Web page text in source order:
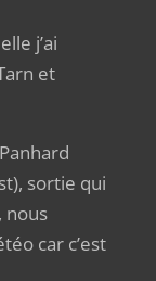
j’ai
et
sortie qui
nous
car c’est